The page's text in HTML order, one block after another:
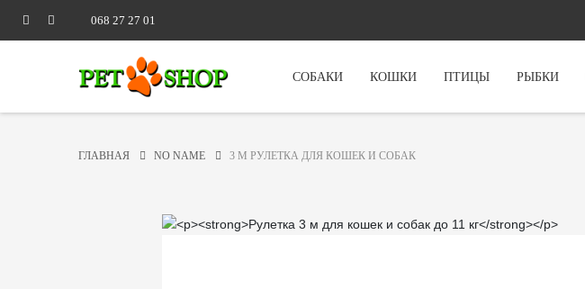
068 27 27 01
СОБАКИ КОШКИ ПТИЦЫ РЫБКИ
ГЛАВНАЯ NO NAME 3 M РУЛЕТКА ДЛЯ КОШЕК И СОБАК